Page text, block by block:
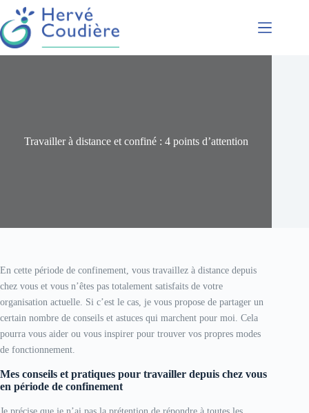
Accompagnement
Travailler à distance et confiné : 4 points d’attention
En cette période de confinement, vous travaillez à distance depuis
chez vous et vous n’êtes pas totalement satisfaits de votre
organisation actuelle. Si c’est le cas, je vous propose de partager un
certain nombre de conseils et astuces qui marchent pour moi. Cela
pourra vous aider ou vous inspirer pour trouver vos propres modes
de fonctionnement.
Mes conseils et pratiques pour travailler depuis chez vous
en période de confinement